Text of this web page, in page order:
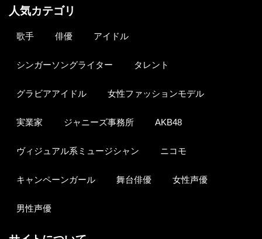
人気カテゴリ
歌手 俳優 アイドル
シンガーソングライター タレント
グラビアアイドル 女性ファッションモデル
実業家 ジャニーズ事務所 AKB48
ヴィジュアル系ミュージシャン ニコモ
キャンペーンガール 舞台俳優 女性声優
男性声優